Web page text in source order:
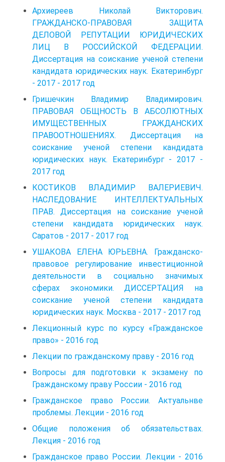
Архиереев Николай Викторович.
ГРАЖДАНСКО-ПРАВОВАЯ ЗАЩИТА
ДЕЛОВОЙ РЕПУТАЦИИ ЮРИДИЧЕСКИХ
ЛИЦ В РОССИЙСКОЙ ФЕДЕРАЦИИ.
Диссертация на соискание ученой степени
кандидата юридических наук. Екатеринбург
- 2017 - 2017 год
Гришечкин Владимир Владимирович.
ПРАВОВАЯ ОБЩНОСТЬ В АБСОЛЮТНЫХ
ИМУЩЕСТВЕННЫХ ГРАЖДАНСКИХ
ПРАВООТНОШЕНИЯХ. Диссертация на
соискание ученой степени кандидата
юридических наук. Екатеринбург - 2017 -
2017 год
КОСТИКОВ ВЛАДИМИР ВАЛЕРИЕВИЧ.
НАСЛЕДОВАНИЕ ИНТЕЛЛЕКТУАЛЬНЫХ
ПРАВ. Диссертация на соискание ученой
степени кандидата юридических наук.
Саратов - 2017 - 2017 год
УШАКОВА ЕЛЕНА ЮРЬЕВНА. Гражданско-
правовое регулирование инвестиционной
деятельности в социально значимых
сферах экономики. ДИССЕРТАЦИЯ на
соискание ученой степени кандидата
юридических наук. Москва - 2017 - 2017 год
Лекционный курс по курсу «Гражданское
право» - 2016 год
Лекции по гражданскому праву - 2016 год
Вопросы для подготовки к экзамену по
Гражданскому праву России - 2016 год
Гражданское право России. Актуальнве
проблемы. Лекции - 2016 год
Общие положения об обязательствах.
Лекция - 2016 год
Гражданское право России. Лекции - 2016